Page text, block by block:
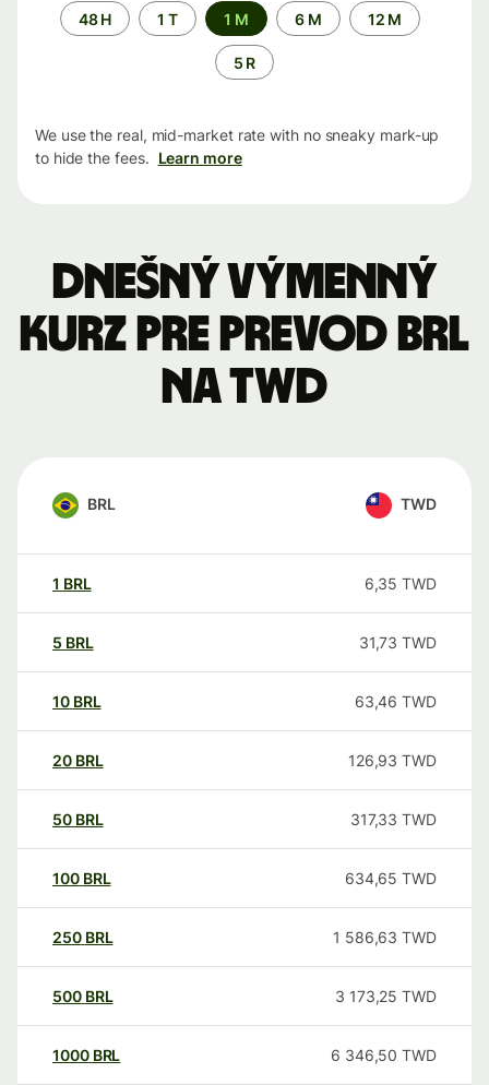
Time
period
48 H 1 T 1 M 6 M 12 M
5 R
We use the real, mid-market rate with no sneaky mark-up
to hide the fees. Learn more
Dnešný výmenný
kurz pre prevod BRL
na TWD
BRL TWD
1 BRL 6,35 TWD
5 BRL 31,73 TWD
10 BRL 63,46 TWD
20 BRL 126,93 TWD
50 BRL 317,33 TWD
100 BRL 634,65 TWD
250 BRL 1 586,63 TWD
500 BRL 3 173,25 TWD
1000 BRL 6 346,50 TWD